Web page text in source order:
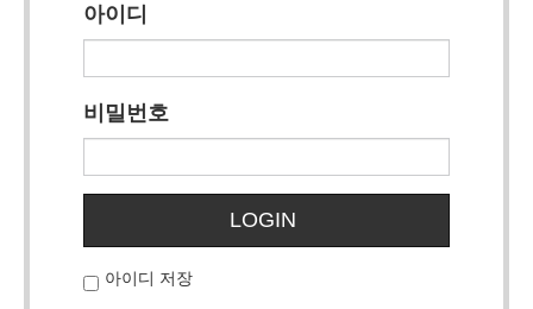
아이디
비밀번호
LOGIN
아이디 저장